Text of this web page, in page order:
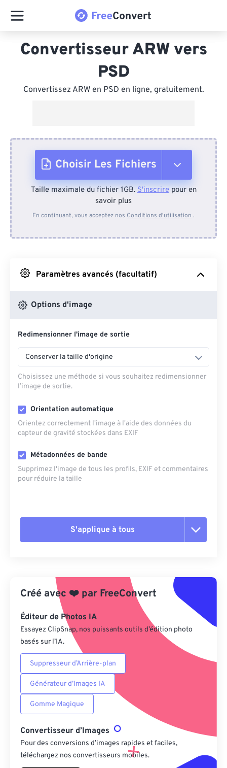
Convertisseur ARW vers
PSD
Convertissez ARW en PSD en ligne, gratuitement.
Choisir Les Fichiers
Depuis l'appareil
Depuis Google Drive
Depuis OneDrive
Depuis l'URL
Taille maximale du fichier 1GB.S'inscrirepour en
savoir plus
En continuant, vous acceptez nos Conditions d'utilisation .
Paramètres avancés (facultatif)
Options d'image
Redimensionner l'image de sortie
Conserver la taille d'origine
Choisissez une méthode si vous souhaitez redimensionner
l’image de sortie.
Orientation automatique
Orientez correctement l'image à l'aide des données du
capteur de gravité stockées dans EXIF
Métadonnées de bande
Supprimez l'image de tous les profils, EXIF ​​et commentaires
pour réduire la taille
S'applique à tous
Appliquer à partir du préréglage
Enregistrer comme préréglage
Créé avec ❤️ par FreeConvert
Éditeur de Photos IA
Essayez ClipSnap, nos puissants outils d’édition photo
basés sur l’IA.
Suppresseur d’Arrière-plan
Générateur d’Images IA
Gomme Magique
Convertisseur d’Images
Pour des conversions d’images rapides et faciles,
téléchargez nos convertisseurs mobiles.